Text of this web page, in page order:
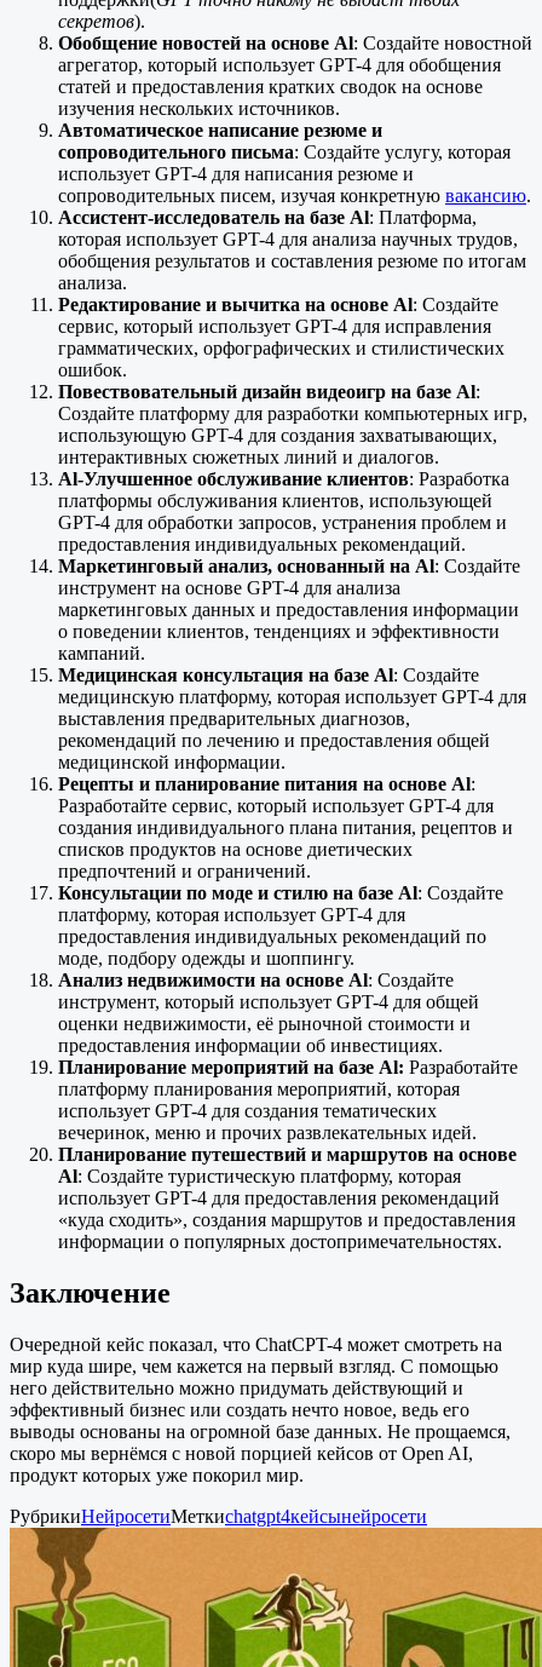
секретов).
Обобщение новостей на основе Al: Создайте новостной
агрегатор, который использует GPT-4 для обобщения
статей и предоставления кратких сводок на основе
изучения нескольких источников.
Автоматическое написание резюме и
сопроводительного письма: Создайте услугу, которая
использует GPT-4 для написания резюме и
сопроводительных писем, изучая конкретную вакансию.
Ассистент-исследователь на базе Al: Платформа,
которая использует GPT-4 для анализа научных трудов,
обобщения результатов и составления резюме по итогам
анализа.
Редактирование и вычитка на основе Al: Создайте
сервис, который использует GPT-4 для исправления
грамматических, орфографических и стилистических
ошибок.
Повествовательный дизайн видеоигр на базе Al:
Создайте платформу для разработки компьютерных игр,
использующую GPT-4 для создания захватывающих,
интерактивных сюжетных линий и диалогов.
Al-Улучшенное обслуживание клиентов: Разработка
платформы обслуживания клиентов, использующей
GPT-4 для обработки запросов, устранения проблем и
предоставления индивидуальных рекомендаций.
Маркетинговый анализ, основанный на Al: Создайте
инструмент на основе GPT-4 для анализа
маркетинговых данных и предоставления информации
о поведении клиентов, тенденциях и эффективности
кампаний.
Медицинская консультация на базе Al: Создайте
медицинскую платформу, которая использует GPT-4 для
выставления предварительных диагнозов,
рекомендаций по лечению и предоставления общей
медицинской информации.
Рецепты и планирование питания на основе Al:
Разработайте сервис, который использует GPT-4 для
создания индивидуального плана питания, рецептов и
списков продуктов на основе диетических
предпочтений и ограничений.
Консультации по моде и стилю на базе Al: Создайте
платформу, которая использует GPT-4 для
предоставления индивидуальных рекомендаций по
моде, подбору одежды и шоппингу.
Анализ недвижимости на основе Al: Создайте
инструмент, который использует GPT-4 для общей
оценки недвижимости, её рыночной стоимости и
предоставления информации об инвестициях.
Планирование мероприятий на базе Al: Разработайте
платформу планирования мероприятий, которая
использует GPT-4 для создания тематических
вечеринок, меню и прочих развлекательных идей.
Планирование путешествий и маршрутов на основе
Al: Создайте туристическую платформу, которая
использует GPT-4 для предоставления рекомендаций
«куда сходить», создания маршрутов и предоставления
информации о популярных достопримечательностях.
Заключение
Очередной кейс показал, что ChatCPT-4 может смотреть на
мир куда шире, чем кажется на первый взгляд. С помощью
него действительно можно придумать действующий и
эффективный бизнес или создать нечто новое, ведь его
выводы основаны на огромной базе данных. Не прощаемся,
скоро мы вернёмся с новой порцией кейсов от Open AI,
продукт которых уже покорил мир.
РубрикиНейросетиМеткиchatgpt4кейсынейросети